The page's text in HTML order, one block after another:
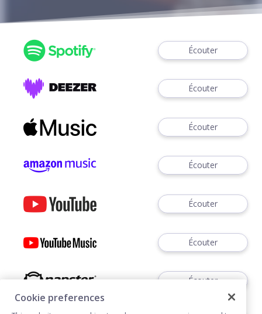
Écouter
Écouter
Écouter
Écouter
Écouter
Écouter
Écouter
Cookie preferences